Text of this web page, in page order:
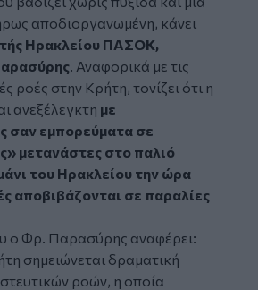
αποδιοργανωμένη, κάνει
Ηρακλείου ΠΑΣΟΚ,
. Αναφορικά με τις
ροές στην Κρήτη, τονίζει ότι η
ανεξέλεγκτη με
σαν εμπορεύματα σε
μετανάστες στο παλιό
του Ηρακλείου την ώρα
αποβιβάζονται σε παραλίες
ο Φρ. Παρασύρης αναφέρει:
σημειώνεται δραματική
ροών, η οποία